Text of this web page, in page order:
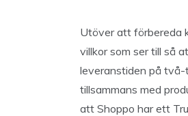
Utöver att förbereda
villkor som ser till så
leveranstiden på
tillsammans med
att Shoppo har ett